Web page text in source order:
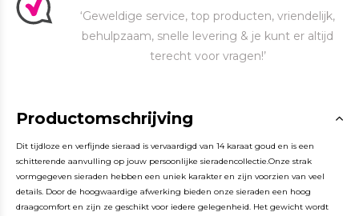
‘Geweldige service, top producten, vriendelijk,
behulpzaam, snelle levering & je kunt er altijd
terecht voor vragen!’
Productomschrijving
Dit tijdloze en verfijnde sieraad is vervaardigd van 14 karaat goud en is een
schitterende aanvulling op jouw persoonlijke sieradencollectie.Onze strak
vormgegeven sieraden hebben een uniek karakter en zijn voorzien van veel
details. Door de hoogwaardige afwerking bieden onze sieraden een hoog
draagcomfort en zijn ze geschikt voor iedere gelegenheid. Het gewicht wordt